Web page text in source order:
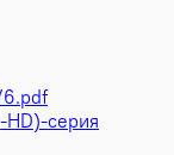
HD)-серия